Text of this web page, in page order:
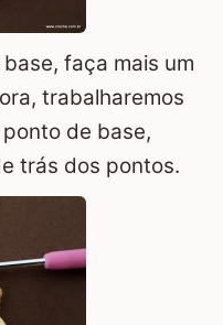
faça mais um
trabalharemos
de base,
trás dos pontos.